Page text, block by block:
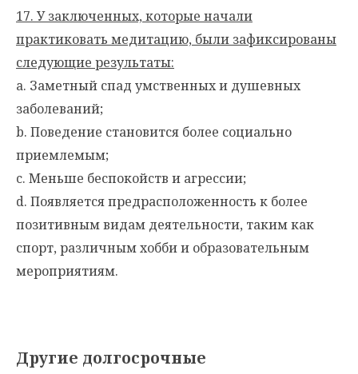
17. У заключенных, которые начали
практиковать медитацию, были зафиксированы
следующие результаты:
a. Заметный спад умственных и душевных
заболеваний;
b. Поведение становится более социально
приемлемым;
c. Меньше беспокойств и агрессии;
d. Появляется предрасположенность к более
позитивным видам деятельности, таким как
спорт, различным хобби и образовательным
мероприятиям.
Другие долгосрочные